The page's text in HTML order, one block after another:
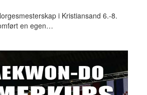
i Kristiansand 6.-8.
en egen…